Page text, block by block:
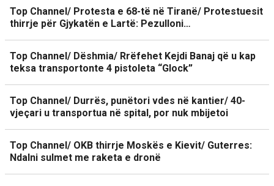
Top Channel/ Protesta e 68-të në Tiranë/ Protestuesit
thirrje për Gjykatën e Lartë: Pezulloni…
Top Channel/ Dëshmia/ Rrëfehet Kejdi Banaj që u kap
teksa transportonte 4 pistoleta “Glock”
Top Channel/ Durrës, punëtori vdes në kantier/ 40-
vjeçari u transportua në spital, por nuk mbijetoi
Top Channel/ OKB thirrje Moskës e Kievit/ Guterres:
Ndalni sulmet me raketa e dronë